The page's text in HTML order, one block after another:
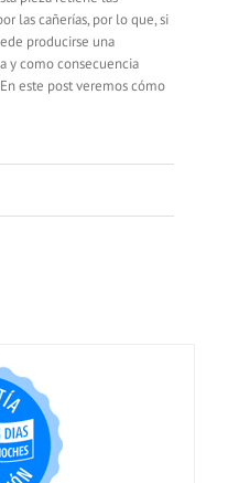
las cañerías, por lo que, si
producirse una
y como consecuencia
este post veremos cómo